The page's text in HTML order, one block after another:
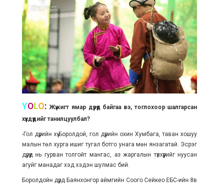
YOLO:Жүжигт ямар дүрүүд байгаа вэ, тоглохоор шалгарсан
хүүхдүүдийг танилцуулбал?
-Гол дүрийн хүү Боролдой, гол дүрийн охин Хумбага, таван хошуу
малын төл хурга ишиг тугал ботго унага мөн янзагатай. Эсрэг
дүрүүд нь гурван толгойт мангас, аз жаргалын түлхүүрийг нуусан
агуйг манадаг хэд хэдэн шулмас бий.
Боролдойн дүрд Баянхонгор аймгийн Соого Сейкео ЕБС-ийн 8в